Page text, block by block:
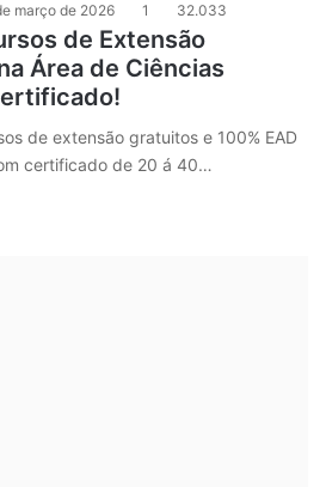
março de 2026 1 32.033
de Extensão
Área de Ciências
de extensão gratuitos e 100% EAD
certificado de 20 á 40…